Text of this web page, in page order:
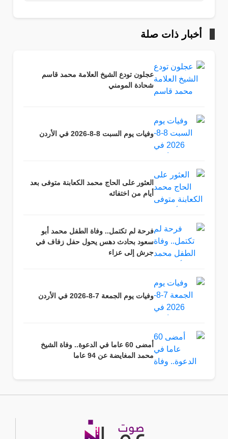
أخبار ذات صلة
عجلون تودع الشيخ العلامة محمد قاسم
شحادة المومني
وفيات يوم السبت 8-8-2026 في الأردن
العثور على الحاج محمد الكعابنة متوفى بعد
أيام من اختفائه
فرحة لم تكتمل.. وفاة الطفل محمد أبو
سعود بحادث دهس يحول حفل زفاف في
جرش إلى عزاء
وفيات يوم الجمعة 7-8-2026 في الأردن
أمضى 60 عاما في الدعوة.. وفاة الشيخ
محمد المغايضة عن 94 عاما